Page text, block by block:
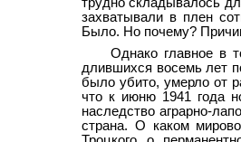
захватывали в плен
Было. Но почему?
Однако главное в
длившихся восемь лет
было убито, умерло от
что к июню 1941 года
наследство аграрно-
страна. О каком